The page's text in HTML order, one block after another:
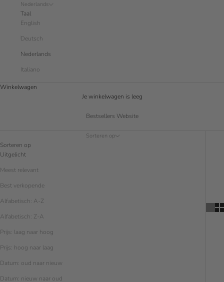
Nederlands
Taal
English
Deutsch
Nederlands
Italiano
Winkelwagen
Je winkelwagen is leeg
Bestsellers Website
Sorteren op
Sorteren op
Uitgelicht
Meest relevant
Best verkopende
Alfabetisch: A-Z
Alfabetisch: Z-A
Prijs: laag naar hoog
Prijs: hoog naar laag
Datum: oud naar nieuw
Datum: nieuw naar oud